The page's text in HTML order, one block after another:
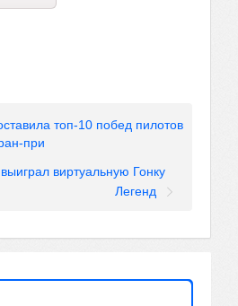
топ-10 побед пилотов
при
виртуальную Гонку
Легенд